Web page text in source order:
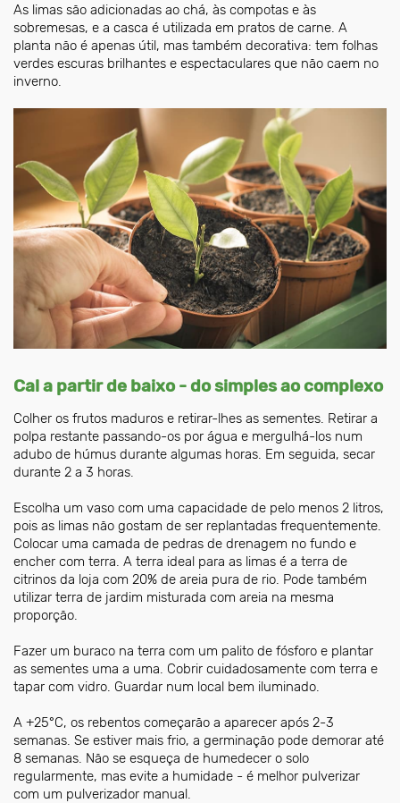
As limas são adicionadas ao chá, às compotas e às
sobremesas, e a casca é utilizada em pratos de carne. A
planta não é apenas útil, mas também decorativa: tem folhas
verdes escuras brilhantes e espectaculares que não caem no
inverno.
Cal a partir de baixo - do simples ao complexo
Colher os frutos maduros e retirar-lhes as sementes. Retirar a
polpa restante passando-os por água e mergulhá-los num
adubo de húmus durante algumas horas. Em seguida, secar
durante 2 a 3 horas.
Escolha um vaso com uma capacidade de pelo menos 2 litros,
pois as limas não gostam de ser replantadas frequentemente.
Colocar uma camada de pedras de drenagem no fundo e
encher com terra. A terra ideal para as limas é a terra de
citrinos da loja com 20% de areia pura de rio. Pode também
utilizar terra de jardim misturada com areia na mesma
proporção.
Fazer um buraco na terra com um palito de fósforo e plantar
as sementes uma a uma. Cobrir cuidadosamente com terra e
tapar com vidro. Guardar num local bem iluminado.
A +25°C, os rebentos começarão a aparecer após 2-3
semanas. Se estiver mais frio, a germinação pode demorar até
8 semanas. Não se esqueça de humedecer o solo
regularmente, mas evite a humidade - é melhor pulverizar
com um pulverizador manual.